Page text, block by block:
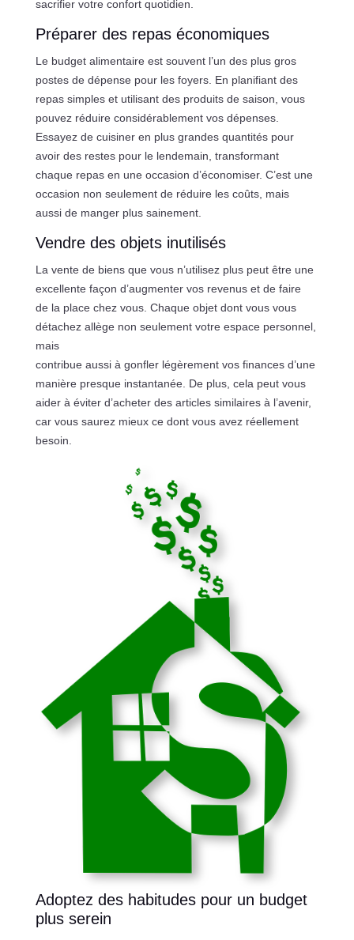
sacrifier votre confort quotidien.
Préparer des repas économiques
Le budget alimentaire est souvent l’un des plus gros
postes de dépense pour les foyers. En planifiant des
repas simples et utilisant des produits de saison, vous
pouvez réduire considérablement vos dépenses.
Essayez de cuisiner en plus grandes quantités pour
avoir des restes pour le lendemain, transformant
chaque repas en une occasion d’économiser. C’est une
occasion non seulement de réduire les coûts, mais
aussi de manger plus sainement.
Vendre des objets inutilisés
La vente de biens que vous n’utilisez plus peut être une
excellente façon d’augmenter vos revenus et de faire
de la place chez vous. Chaque objet dont vous vous
détachez allège non seulement votre espace personnel,
mais
contribue aussi à gonfler légèrement vos finances d’une
manière presque instantanée. De plus, cela peut vous
aider à éviter d’acheter des articles similaires à l’avenir,
car vous saurez mieux ce dont vous avez réellement
besoin.
Adoptez des habitudes pour un budget
plus serein